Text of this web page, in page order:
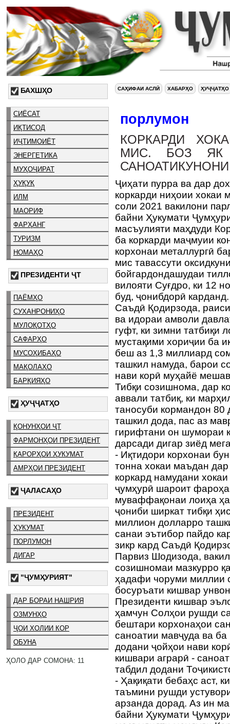
БАХШҲО
СИЁСАТ
ИҚТИСОД
ИҶТИМОИЁТ
ЭНЕРГЕТИКА
МУҲОҶИРАТ
ҲУҚУҚ
ИЛМ
МАОРИФ
ФАРҲАНГ
ТУРИЗМ
НОМАҲО
ПРЕЗИДЕНТИ ҶТ
ПАЁМҲО
СУХАНРОНИҲО
МУЛОҚОТҲО
САФАРҲО
МУСОҲИБАҲО
МАҚОЛАҲО
БАРҚИЯҲО
ҲУҶҶАТҲО
ҚОНУНҲОИ ҶТ
ФАРМОНҲОИ ПРЕЗИДЕНТ
ҚАРОРҲОИ ҲУКУМАТ
АМРҲОИ ПРЕЗИДЕНТ
ҶАЛАСАҲО
ПРЕЗИДЕНТ
ҲУКУМАТ
ПОРЛУМОН
ДИГАР
"ҶУМҲУРИЯТ"
ДАР БОРАИ НАШРИЯ
ОЗМУНҲО
ҶОИ ХОЛИИ КОР
ОБУНА
ҲОЛО ДАР СОМОНА: 11
САҲИФАИ АСЛӢ ХАБАРҲО ҲУҶҶАТҲО
порлумон
КОРКАРДИ
МИС. БОЗ ЯК
Ҷиҳати пурра ва дар
коркарди ниҳоии хокаи
соли 2021 вакилони
байни Ҳукумати
масъулияти маҳдуди
ба коркарди маҷмуии
корхонаи металлургӣ
мис тавассути
бойгардондашудаи
вилояти Суғдро, ки 12
буд, ҷонибдорӣ
Саъдӣ Қодирзода,
ва идораи амволи
гуфт, ки зимни татбиқи
мустақими хориҷии ба
беш аз 1,3 миллиард
ташкил намуда, барои
нави корӣ муҳайё
Тибқи созишнома, дар
аввали татбиқ, ки
таносуби кормандон 80
ташкил дода, пас аз
гирифтани он шумораи
дарсади дигар зиёд
- Иқтидори корхонаи
тонна хокаи маъдан
коркард намудани
ҷумҳурӣ шароит
муваффақонаи лоиҳа
ҷониби ширкат тибқи
миллион долларро
санаи эътибор пайдо
зикр кард Саъдӣ
Парвиз Шодизода,
созишномаи мазкурро
ҳадафи чоруми миллии
босуръати кишвар
Президенти кишвар
ҳамчун Солҳои рушди
бештари корхонаҳои
саноатии мавҷуда ва
додани ҷойҳои нави
кишвари аграрӣ -
табдил додани
- Ҳақиқати бебаҳс аст,
таъмини рушди
арзанда дорад. Аз ин
байни Ҳукумати